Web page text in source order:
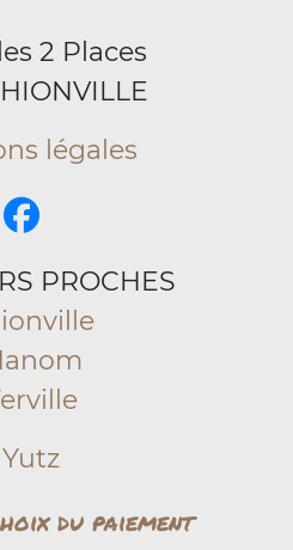
2 Places
légales
PROCHES
Yutz
du paiement